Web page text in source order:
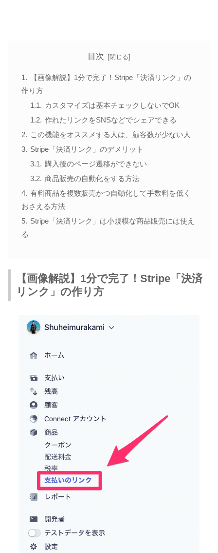
目次
【画像解説】1分で完了！Stripe「決済リンク」の
作り方
カスタマイズは基本チェックしないでOK
作れたリンクをSNSなどでシェアできる
この機能をオススメする人は、顧客数が少ない人
Stripe「決済リンク」のデメリット
購入後のページ遷移ができない
商品販売の自動化をする方法
有料商品を複数販売かつ自動化して手数料を低く
おさえる方法
Stripe「決済リンク」は小規模な商品販売には使え
る
【画像解説】1分で完了！Stripe「決済
リンク」の作り方